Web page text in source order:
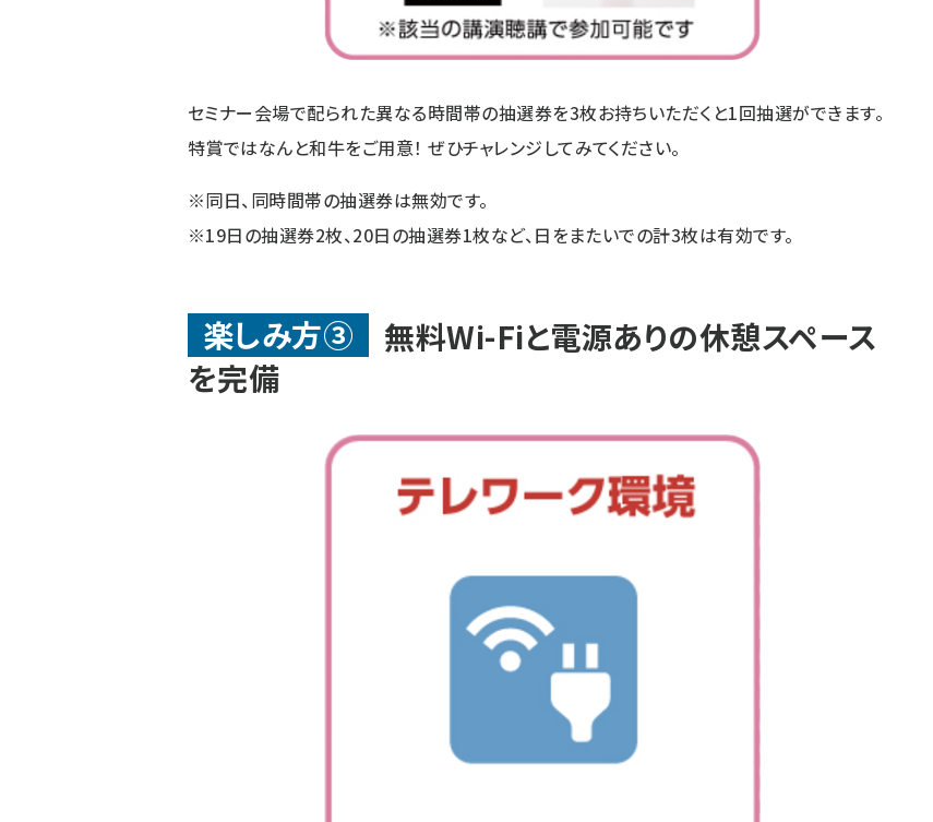
セミナー会場で配られた異なる時間帯の抽選券を3枚お持ちいただくと1回抽選ができます。
特賞ではなんと和牛をご用意！ ぜひチャレンジしてみてください。
※同日、同時間帯の抽選券は無効です。
※19日の抽選券2枚、20日の抽選券1枚など、日をまたいでの計3枚は有効です。
楽しみ方③
無料Wi-Fiと電源ありの休憩スペース
を完備